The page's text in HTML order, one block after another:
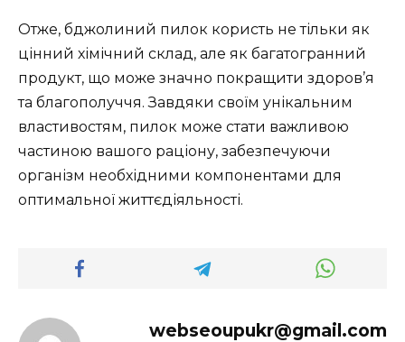
Отже, бджолиний пилок користь не тільки як
цінний хімічний склад, але як багатогранний
продукт, що може значно покращити здоров’я
та благополуччя. Завдяки своїм унікальним
властивостям, пилок може стати важливою
частиною вашого раціону, забезпечуючи
організм необхідними компонентами для
оптимальної життєдіяльності.
webseoupukr@gmail.com